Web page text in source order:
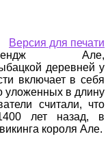
Версия для печати
Але,
деревней у
включает в себя
уложенных в длину
считали, что
лет назад, в
короля Але.